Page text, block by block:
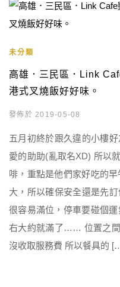
未分類
高雄．三民區．Link
港式叉燒飯好好味。
發佈於 2019-05-08
五月初終於跟久違的小樓
愛的助助(亂取名XD) 所以
啡，重點是他們家好吃的
大，所以確保安全還是先
很容易滿位，停車要碰個
右大約就滿了…… 位置之間
沒收取服務費 所以餐具的